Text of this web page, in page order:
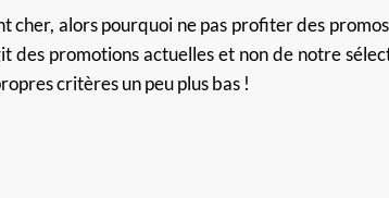
cher, alors pourquoi ne pas profiter des
des promotions actuelleset non de notre
critères un peu plus bas !